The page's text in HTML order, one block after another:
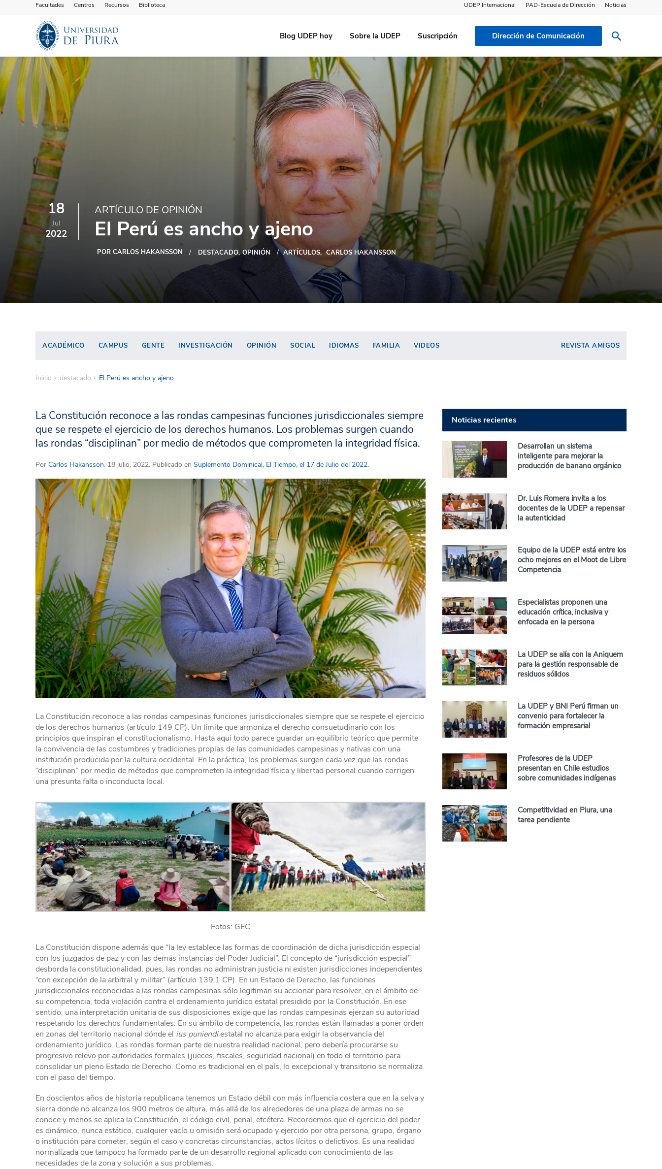
Facultades Centros Recursos Biblioteca UDEP Internacional PAD-Escuela de Dirección Noticias
Blog UDEP hoy Sobre la UDEP Suscripción Dirección de Comunicación
18
Jul
2022
ARTÍCULO DE OPINIÓN
El Perú es ancho y ajeno
POR CARLOS HAKANSSON DESTACADO OPINIÓN ARTÍCULOS CARLOS HAKANSSON
ACADÉMICO CAMPUS GENTE INVESTIGACIÓN OPINIÓN SOCIAL IDIOMAS FAMILIA VIDEOS REVISTA AMIGOS
Inicio destacado El Perú es ancho y ajeno
La Constitución reconoce a las rondas campesinas funciones jurisdiccionales siempre
que se respete el ejercicio de los derechos humanos. Los problemas surgen cuando
las rondas “disciplinan” por medio de métodos que comprometen la integridad física.
Por Carlos Hakansson. 18 julio, 2022. Publicado en Suplemento Dominical, El Tiempo, el 17 de Julio del 2022.
La Constitución reconoce a las rondas campesinas funciones jurisdiccionales siempre que se respete el ejercicio
de los derechos humanos (artículo 149 CP). Un límite que armoniza el derecho consuetudinario con los
principios que inspiran el constitucionalismo. Hasta aquí todo parece guardar un equilibrio teórico que permite
la convivencia de las costumbres y tradiciones propias de las comunidades campesinas y nativas con una
institución producida por la cultura occidental. En la práctica, los problemas surgen cada vez que las rondas
“disciplinan” por medio de métodos que comprometen la integridad física y libertad personal cuando corrigen
una presunta falta o inconducta local.
Fotos: GEC
La Constitución dispone además que “la ley establece las formas de coordinación de dicha jurisdicción especial
con los juzgados de paz y con las demás instancias del Poder Judicial”. El concepto de “jurisdicción especial”
desborda la constitucionalidad, pues, las rondas no administran justicia ni existen jurisdicciones independientes
“con excepción de la arbitral y militar” (artículo 139.1 CP). En un Estado de Derecho, las funciones
jurisdiccionales reconocidas a las rondas campesinas sólo legitiman su accionar para resolver, en el ámbito de
su competencia, toda violación contra el ordenamiento jurídico estatal presidido por la Constitución. En ese
sentido, una interpretación unitaria de sus disposiciones exige que las rondas campesinas ejerzan su autoridad
respetando los derechos fundamentales. En su ámbito de competencia, las rondas están llamadas a poner orden
en zonas del territorio nacional dónde el ius puniendiestatal no alcanza para exigir la observancia del
ordenamiento jurídico. Las rondas forman parte de nuestra realidad nacional, pero debería procurarse su
progresivo relevo por autoridades formales (jueces, fiscales, seguridad nacional) en todo el territorio para
consolidar un pleno Estado de Derecho. Como es tradicional en el país, lo excepcional y transitorio se normaliza
con el paso del tiempo.
En doscientos años de historia republicana tenemos un Estado débil con más influencia costera que en la selva y
sierra donde no alcanza los 900 metros de altura, más allá de los alrededores de una plaza de armas no se
conoce y menos se aplica la Constitución, el código civil, penal, etcétera. Recordemos que el ejercicio del poder
es dinámico, nunca estático, cualquier vacío u omisión será ocupado y ejercido por otra persona, grupo, órgano
o institución para cometer, según el caso y concretas circunstancias, actos lícitos o delictivos. Es una realidad
normalizada que tampoco ha formado parte de un desarrollo regional aplicado con conocimiento de las
necesidades de la zona y solución a sus problemas.
Noticias recientes
Desarrollan un sistema
inteligente para mejorar la
producción de banano orgánico
Dr. Luis Romera invita a los
docentes de la UDEP a repensar
la autenticidad
Equipo de la UDEP está entre los
ocho mejores en el Moot de Libre
Competencia
Especialistas proponen una
educación crítica, inclusiva y
enfocada en la persona
La UDEP se alía con la Aniquem
para la gestión responsable de
residuos sólidos
La UDEP y BNI Perú firman un
convenio para fortalecer la
formación empresarial
Profesores de la UDEP
presentan en Chile estudios
sobre comunidades indígenas
Competitividad en Piura, una
tarea pendiente